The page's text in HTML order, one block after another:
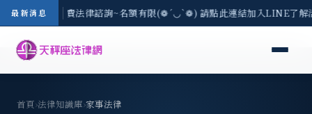
最新消息
) 現場免費法律諮詢~名額有限(❁´◡`❁) 請點此連結加入LINE了解
首頁›法律知識庫›家事法律